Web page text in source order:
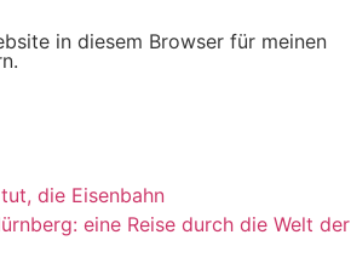
in diesem Browser für meinen
die Eisenbahn
eine Reise durch die Welt der